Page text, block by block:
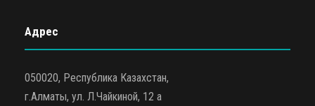
Адрес
050020, Республика Казахстан,
г.Алматы, ул. Л.Чайкиной, 12 а